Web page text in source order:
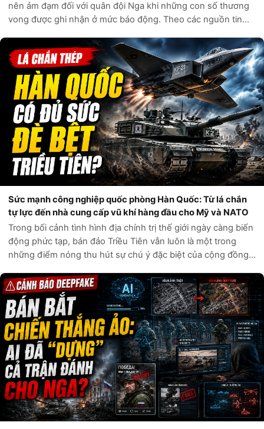
nên ảm đạm đối với quân đội Nga khi những con số thương
vong được ghi nhận ở mức báo động. Theo các nguồn tin
vòng một tuần qua, q...
Sức mạnh công nghiệp quốc phòng Hàn Quốc: Từ lá chắn
tự lực đến nhà cung cấp vũ khí hàng đầu cho Mỹ và NATO
Trong bối cảnh tình hình địa chính trị thế giới ngày càng biến
động phức tạp, bán đảo Triều Tiên vẫn luôn là một trong
những điểm nóng thu hút sự chú ý đặc biệt của cộng đồng
các mối đe dọa t...